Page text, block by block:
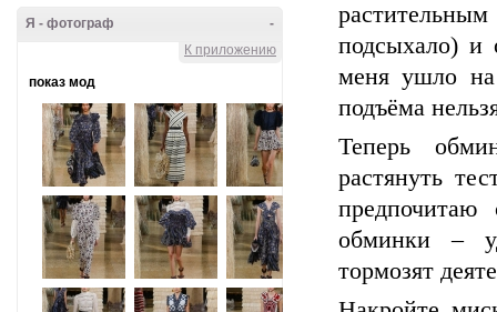
-
Я - фотограф
К приложению
показ мод
подсыхало) и
меня ушло на
подъёма
Теперь
растянуть
предпочитаю
обминки –
тормозят